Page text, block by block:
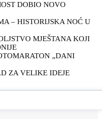
DOBIO NOVO
– HISTORIJSKA NOĆ U
MJEŠTANA KOJI
„DANI
ZA VELIKE IDEJE